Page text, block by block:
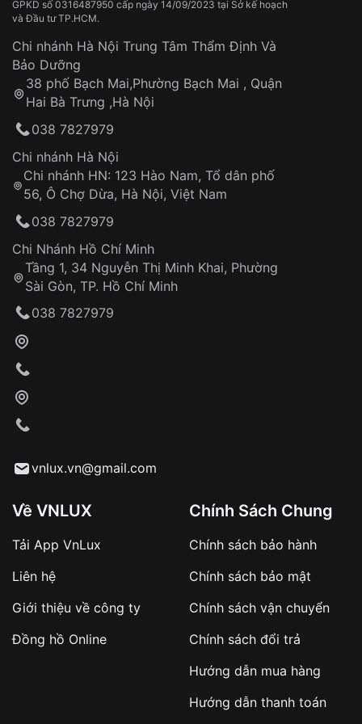
Thời gian vận chuyển trung bình: 3 – 5 ngày
làm việc
Áp dụng cho tất cả tỉnh thành trên toàn quốc
Thời gian tính từ khi xác nhận đơn hàng thành
công
Hotline: 0585 215 215
Từ khóa SEO:
Khách hàng kiểm tra và thanh toán trực tiếp
Từ khóa SEO:
sản phẩm đặc biệt
hàng
Số tiền còn lại thanh toán khi nhận hàng hoặc
✔️ Đảm bảo xử lý đơn hàng nhanh chóng
Tai nạn hoặc tác động từ bên ngoài
Hao mòn tự nhiên theo thời gian:
Dây đeo
Sản phẩm đã bị:
Tự ý sửa chữa
thống VNLUX
Đảm bảo quyền lợi khách hàng
Đồng hành cùng khách hàng trong suốt quá
trình sử dụng
GPKD số 0316487950 cấp ngày 14/09/2023 tại Sở kế hoạch
và Đầu tư TP.HCM.
Chi nhánh Hà Nội Trung Tâm Thẩm Định Và
Bảo Dưỡng
38 phố Bạch Mai,Phường Bạch Mai , Quận
Hai Bà Trưng ,Hà Nội
038 7827979
Chi nhánh Hà Nội
Chi nhánh HN: 123 Hào Nam, Tổ dân phố
56, Ô Chợ Dừa, Hà Nội, Việt Nam
038 7827979
Chi Nhánh Hồ Chí Minh
Tầng 1, 34 Nguyễn Thị Minh Khai, Phường
Sài Gòn, TP. Hồ Chí Minh
038 7827979
vnlux.vn@gmail.com
Về VNLUX
Tải App VnLux
Liên hệ
Giới thiệu về công ty
Đồng hồ Online
Chính Sách Chung
Chính sách bảo hành
Chính sách bảo mật
Chính sách vận chuyển
Chính sách đổi trả
Hướng dẫn mua hàng
Hướng dẫn thanh toán